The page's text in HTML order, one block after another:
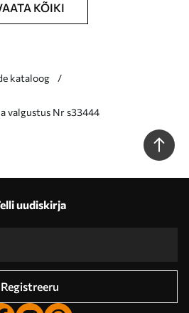
KÕIKI
kataloog
valgustus Nr s33444
uudiskirja
Registreeru